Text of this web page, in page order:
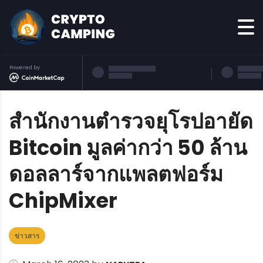
Powered by
สำนักงานตำรวจยุโรปอายัด
Bitcoin มูลค่ากว่า 50 ล้าน
ดอลลาร์จากแพลตฟอร์ม
ChipMixer
ข่าวสาร